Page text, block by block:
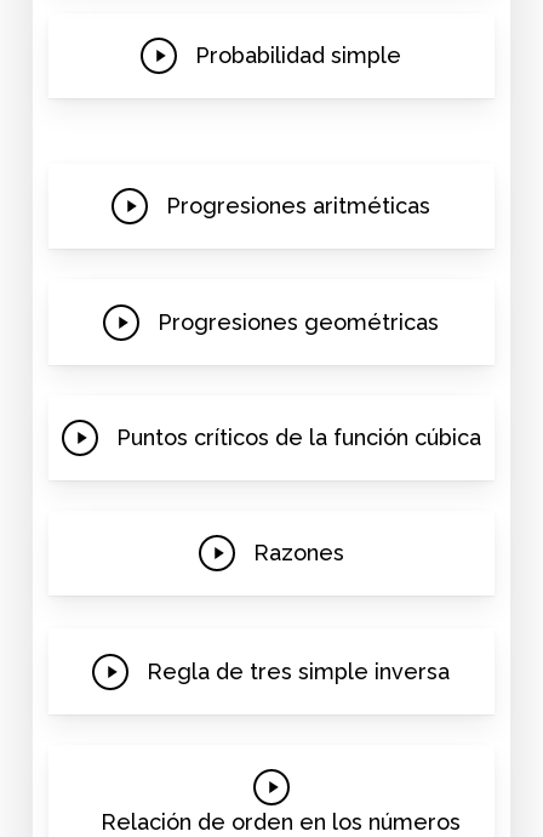
Play
Probabilidad simple
Play
Progresiones aritméticas
Play
Progresiones geométricas
Play
Puntos críticos de la función cúbica
Play
Razones
Play
Regla de tres simple inversa
Play
Video
Relación de orden en los números